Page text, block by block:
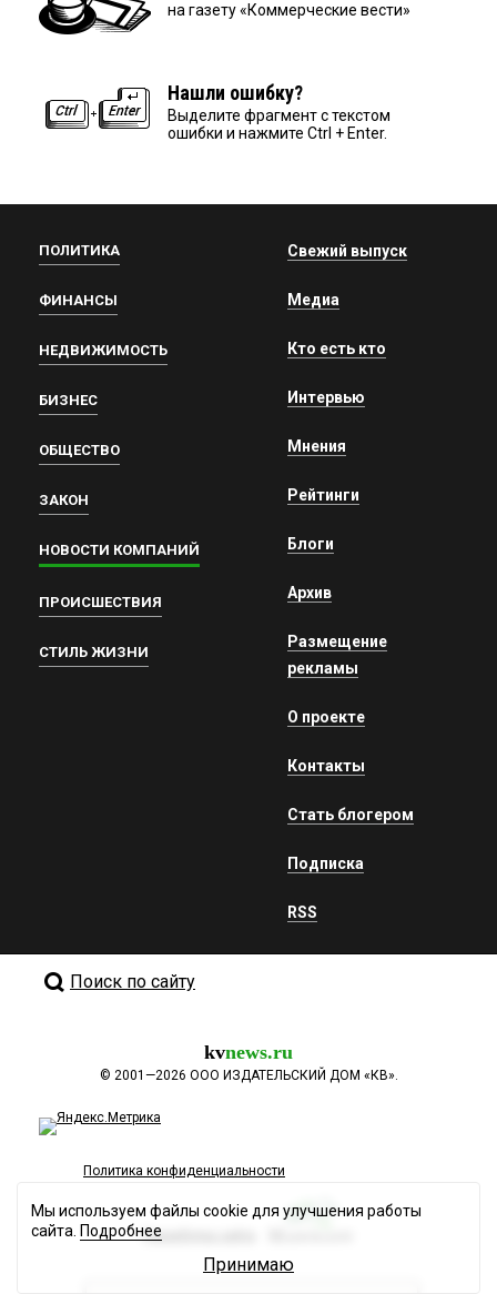
на газету «Коммерческие вести»
Нашли ошибку?
Выделите фрагмент с текстом
ошибки и нажмите Ctrl + Enter.
ПОЛИТИКА
ФИНАНСЫ
НЕДВИЖИМОСТЬ
БИЗНЕС
ОБЩЕСТВО
ЗАКОН
НОВОСТИ КОМПАНИЙ
ПРОИСШЕСТВИЯ
СТИЛЬ ЖИЗНИ
Свежий выпуск
Медиа
Кто есть кто
Интервью
Мнения
Рейтинги
Блоги
Архив
Размещение
рекламы
О проекте
Контакты
Стать блогером
Подписка
RSS
Поиск по сайту
kvnews.ru
© 2001—2026 ООО ИЗДАТЕЛЬСКИЙ ДОМ «КВ».
Политика конфиденциальности
Разработка сайта
Мы используем файлы cookie для улучшения работы
сайта. Подробнее
Принимаю